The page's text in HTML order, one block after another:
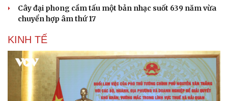
Cây đại phong cầm tấu một bản nhạc suốt 639 năm vừa
chuyển hợp âm thứ 17
KINH TẾ